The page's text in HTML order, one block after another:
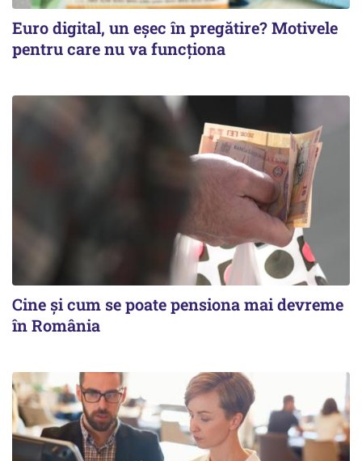
Euro digital, un eşec în pregătire? Motivele
pentru care nu va funcţiona
Cine şi cum se poate pensiona mai devreme
în România